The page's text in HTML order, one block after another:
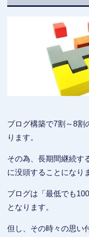
ブログ構築で7割～8割
ります。
その為、長期間継続す
に没頭することになり
ブログは「最低でも
となります。
但し、その時々の思い